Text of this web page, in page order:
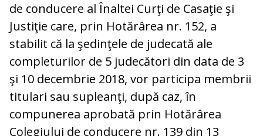
de conducere al Înaltei Curţi de Casaţie şi
Justiţie care, prin Hotărârea nr. 152, a
stabilit că la şedinţele de judecată ale
completurilor de 5 judecători din data de 3
şi 10 decembrie 2018, vor participa membrii
titulari sau supleanţi, după caz, în
compunerea aprobată prin Hotărârea
Colegiului de conducere nr. 139 din 13